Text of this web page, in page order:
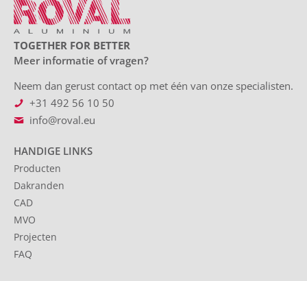
TOGETHER FOR BETTER
Meer informatie of vragen?
Neem dan gerust contact op met één van onze specialisten.
+31 492 56 10 50
info@roval.eu
HANDIGE LINKS
Producten
Dakranden
CAD
MVO
Projecten
FAQ